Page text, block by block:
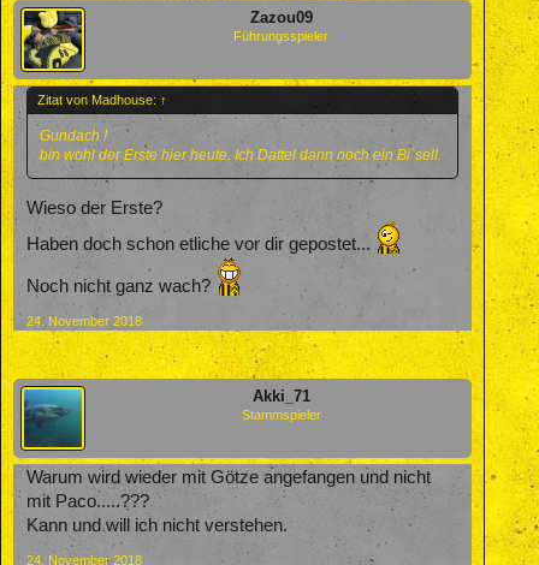
Zazou09
Führungsspieler
Zitat von Madhouse: ↑
Gundach !
bin wohl der Erste hier heute. Ich Dattel dann noch ein Bi´sell.
Wieso der Erste?
Haben doch schon etliche vor dir gepostet...
Noch nicht ganz wach?
24. November 2018
Akki_71
Stammspieler
Warum wird wieder mit Götze angefangen und nicht
mit Paco.....???
Kann und will ich nicht verstehen.
24. November 2018